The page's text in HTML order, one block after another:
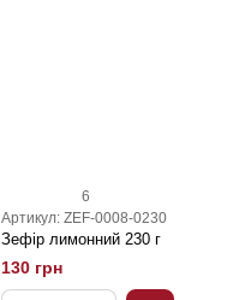
6
Артикул: ZEF-0008-0230
Зефір лимонний 230 г
130 грн